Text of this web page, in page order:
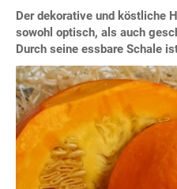
Der dekorative und köstliche
sowohl optisch, als auch
Durch seine essbare Schale